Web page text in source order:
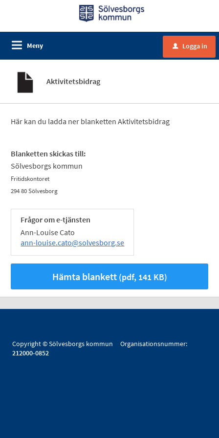
Meny u Logga in
Aktivitetsbidrag
Här kan du ladda ner blanketten Aktivitetsbidrag
Blanketten skickas till:
Sölvesborgs kommun
Fritidskontoret
294 80 Sölvesborg
Frågor om e-tjänsten
Ann-Louise Cato
ann-louise.cato@solvesborg.se
Hämta blankett(pdf, 141 KB)
Copyright © Sölvesborgs kommun Organisationsnummer:
212000-0852